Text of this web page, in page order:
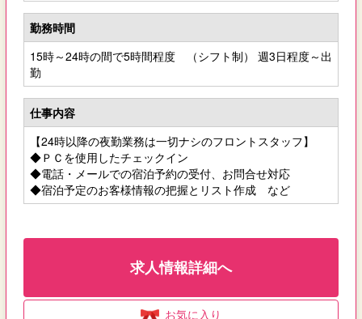
勤務時間
15時～24時の間で5時間程度 （シフト制） 週3日程度～出
勤
仕事内容
【24時以降の夜勤業務は一切ナシのフロントスタッフ】
◆ＰＣを使用したチェックイン
◆電話・メールでの宿泊予約の受付、お問合せ対応
◆宿泊予定のお客様情報の把握とリスト作成 など
求人情報詳細へ
お気に入り